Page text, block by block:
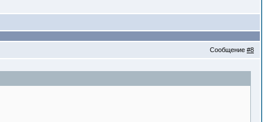
Сообщение #8